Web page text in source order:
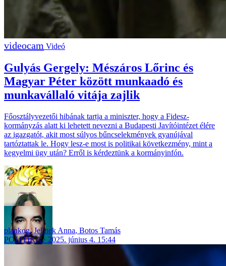
Videó
Gulyás Gergely: Mészáros Lőrinc és
Magyar Péter között munkaadó és
munkavállaló vitája zajlik
Főosztályvezetői hibának tartja a miniszter, hogy a Fidesz-
kormányzás alatt ki lehetett nevezni a Budapesti Javítóintézet élére
az igazgatót, akit most súlyos bűncselekmények gyanújával
tartóztattak le. Hogy lesz-e most is politikai következmény, mint a
kegyelmi ügy után? Erről is kérdeztünk a kormányinfón.
plankog,Jelinek Anna, Botos Tamás
POLITIKA
2025. június 4. 15:44